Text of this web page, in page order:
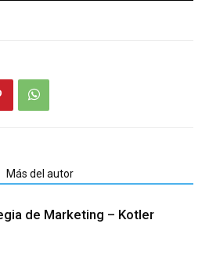
Más del autor
de Marketing – Kotler